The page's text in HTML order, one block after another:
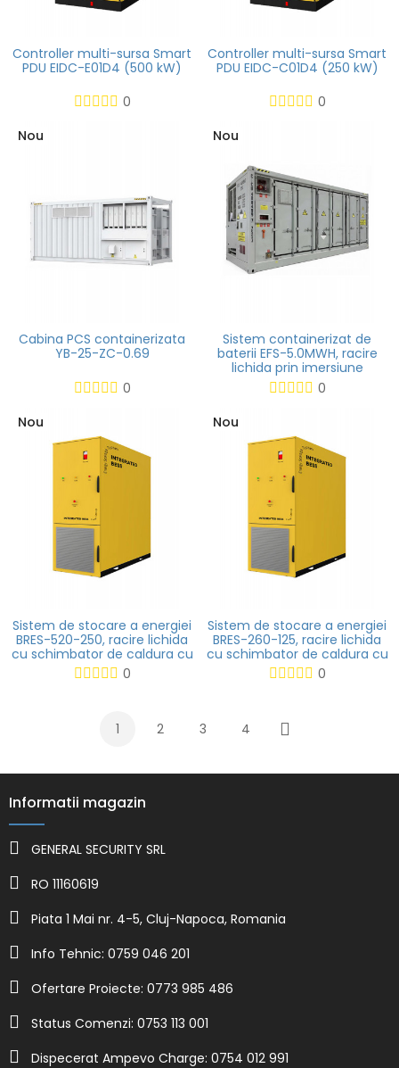
Controller multi-sursa Smart
PDU EIDC-E01D4 (500 kW)
0
Controller multi-sursa Smart
PDU EIDC-C01D4 (250 kW)
0
Nou
Cabina PCS containerizata
YB-25-ZC-0.69
0
Nou
Sistem containerizat de
baterii EFS-5.0MWH, racire
lichida prin imersiune
0
Nou
Sistem de stocare a energiei
BRES-520-250, racire lichida
cu schimbator de caldura cu
placi 0
Nou
Sistem de stocare a energiei
BRES-260-125, racire lichida
cu schimbator de caldura cu
placi 0
1 2 3 4
Urmatorul
Informatii magazin
GENERAL SECURITY SRL
RO 11160619
Piata 1 Mai nr. 4-5, Cluj-Napoca, Romania
Info Tehnic: 0759 046 201
Ofertare Proiecte: 0773 985 486
Status Comenzi: 0753 113 001
Dispecerat Ampevo Charge: 0754 012 991